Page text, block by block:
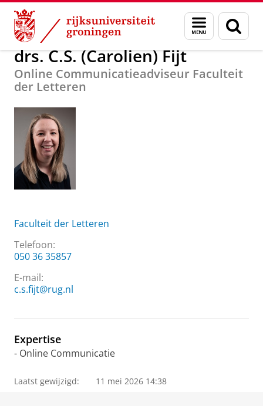
Skip
Content
Skip
Navigation
Menu
en
zoeken
Over ons drs. C.S. (Carolien) Fijt
drs. C.S. (Carolien) Fijt
Online Communicatieadviseur Faculteit
der Letteren
Faculteit der Letteren
Telefoon:
050 36 35857
E-mail:
c.s.fijt@rug.nl
Expertise
- Online Communicatie
Laatst gewijzigd: 11 mei 2026 14:38